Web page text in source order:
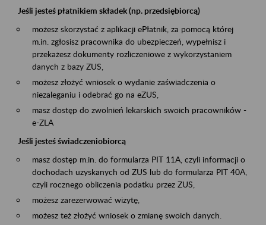
Jeśli jesteś płatnikiem składek (np. przedsiębiorcą)
możesz skorzystać z aplikacji ePłatnik, za pomocą której
m.in. zgłosisz pracownika do ubezpieczeń, wypełnisz i
przekażesz dokumenty rozliczeniowe z wykorzystaniem
danych z bazy ZUS,
możesz złożyć wniosek o wydanie zaświadczenia o
niezaleganiu i odebrać go na eZUS,
masz dostęp do zwolnień lekarskich swoich pracowników -
e-ZLA
Jeśli jesteś świadczeniobiorcą
masz dostęp m.in. do formularza PIT 11A, czyli informacji o
dochodach uzyskanych od ZUS lub do formularza PIT 40A,
czyli rocznego obliczenia podatku przez ZUS,
możesz zarezerwować wizytę,
możesz też złożyć wniosek o zmianę swoich danych.